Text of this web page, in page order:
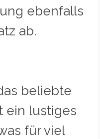
ebenfalls
ab.
beliebte
ein lustiges
für viel